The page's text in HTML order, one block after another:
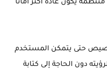
يكون عادةً أكثر أمانًا
حتى يتمكن المستخدم
دون الحاجة إلى كتابة